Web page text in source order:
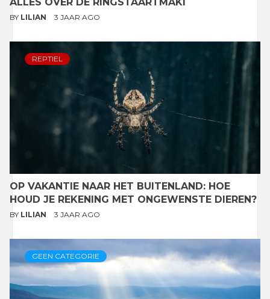
BY LILIAN 3 JAAR AGO
REPTIEL
OP VAKANTIE NAAR HET BUITENLAND: HOE
HOUD JE REKENING MET ONGEWENSTE DIEREN?
BY LILIAN 3 JAAR AGO
GEEN CATEGORIE